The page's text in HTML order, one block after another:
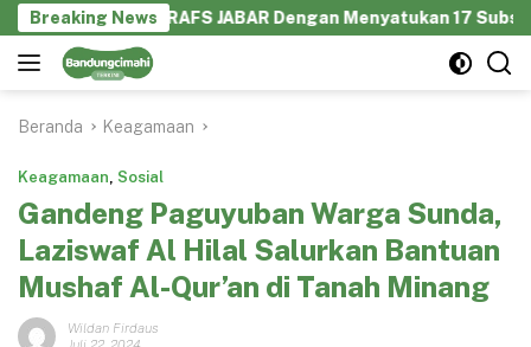
Langsung
ke
konten
Breaking News
GEKRAFS JABAR Dengan Menyatukan 17 Subsektor
Beranda Keagamaan
Keagamaan, Sosial
Gandeng Paguyuban Warga Sunda,
Laziswaf Al Hilal Salurkan Bantuan
Mushaf Al-Qur’an di Tanah Minang
Wildan Firdaus